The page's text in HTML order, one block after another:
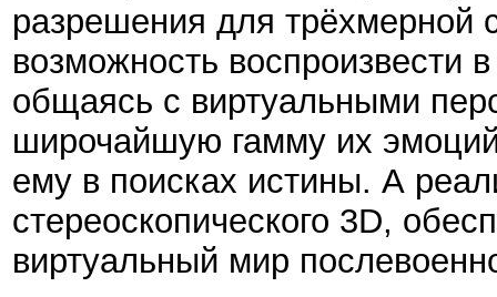
разрешения для трёхмерной
возможность воспроизвести
общаясь с виртуальными
широчайшую гамму их
ему в поисках истины. А
стереоскопического 3D,
виртуальный мир